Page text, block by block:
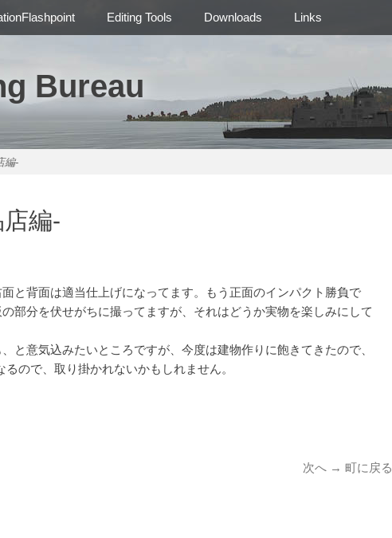
Bureau
Editing Tools Downloads Links
編-
編-
と背面は適当仕上げになってます。もう正面のインパクト勝負で
部分を伏せがちに撮ってますが、それはどうか実物を楽しみにして
と意気込みたいところですが、今度は建物作りに飽きてきたので、
ので、取り掛かれないかもしれません。
次へ → 次
町に戻る